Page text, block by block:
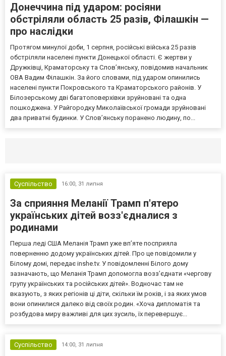
Донеччина під ударом: росіяни
обстріляли область 25 разів, Філашкін —
про наслідки
Протягом минулої доби, 1 серпня, російські війська 25 разів
обстріляли населені пункти Донецької області. Є жертви у
Дружківці, Краматорську та Слов’янську, повідомив начальник
ОВА Вадим Філашкін. За його словами, під ударом опинились
населені пункти Покровського та Краматорського районів. У
Білозерському дві багатоповерхівки зруйновані та одна
пошкоджена. У Райгородку Миколаївської громади зруйновані
два приватні будинки. У Слов’янську поранено людину, по...
Суспільство 16:00, 31 липня
За сприяння Меланії Трамп п'ятеро
українських дітей возз'єдналися з
родинами
Перша леді США Меланія Трамп уже впʼяте посприяла
поверненню додому українських дітей. Про це повідомили у
Білому домі, передає inshe.tv. У повідомленні Білого дому
зазначають, що Меланія Трамп допомогла возз’єднати «чергову
групу українських та російських дітей». Водночас там не
вказують, з яких регіонів ці діти, скільки їм років, і за яких умов
вони опинилися далеко від своїх родин. «Хоча дипломатія та
розбудова миру важливі для цих зусиль, їх перевершує...
Суспільство 14:00, 31 липня